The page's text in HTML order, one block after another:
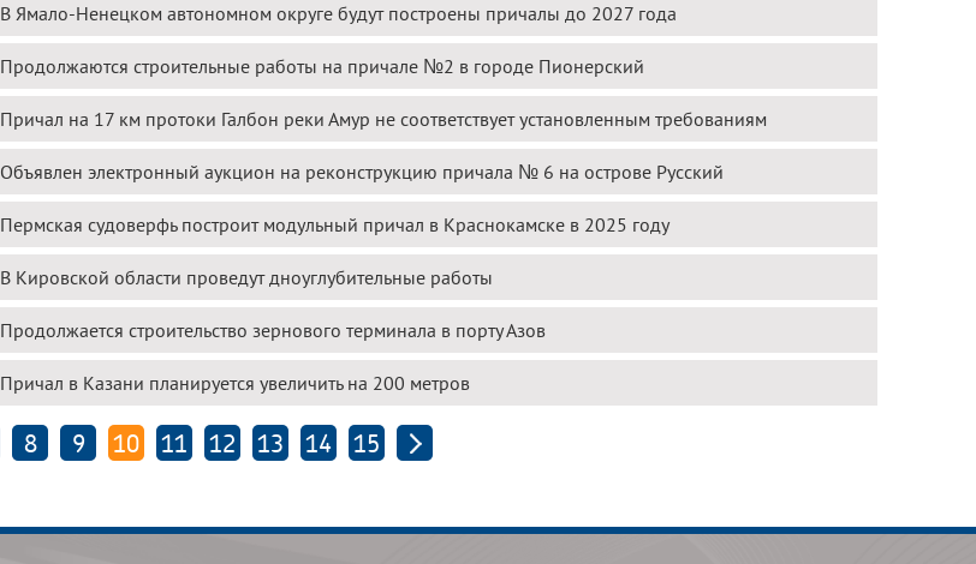
В Ямало-Ненецком автономном округе будут построены причалы до 2027 года
Продолжаются строительные работы на причале №2 в городе Пионерский
Причал на 17 км протоки Галбон реки Амур не соответствует установленным требованиям
Объявлен электронный аукцион на реконструкцию причала № 6 на острове Русский
Пермская судоверфь построит модульный причал в Краснокамске в 2025 году
В Кировской области проведут дноуглубительные работы
Продолжается строительство зернового терминала в порту Азов
Причал в Казани планируется увеличить на 200 метров
8 9 10 11 12 13 14 15